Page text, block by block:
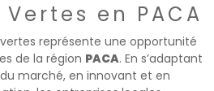
en PACA
représente une opportunité
de la région PACA. En s’adaptant
marché, en innovant et en